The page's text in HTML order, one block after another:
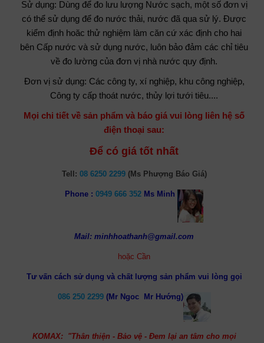
Sử dụng: Dùng để đo lưu lượng Nước sạch, một số đơn vị
có thể sử dụng để đo nước thải, nước đã qua sử lý. Được
kiểm định hoăc thử nghiệm làm căn cứ xác định cho hai
bên Cấp nước và sử dụng nước, luôn bảo đảm các chỉ tiêu
về đo lường của đơn vị nhà nước quy định.
Đơn vị sử dụng: Các công ty, xí nghiệp, khu công nghiệp,
Công ty cấp thoát nước, thủy lợi tưới tiêu....
Mọi chi tiết về sản phẩm và báo giá vui lòng liên hệ số
điện thoại sau:
Để có giá tốt nhất
Tell: 08 6250 2299 (Ms Phượng Báo Giá)
Phone :0949 666 352 Ms Minh
Mail: minhhoathanh@gmail.com
hoặc Cần
Tư vấn cách sử dụng và chất lượng sản phẩm vui lòng gọi
086 250 2299(Mr Ngoc Mr Hướng)
KOMAX: "Thân thiện - Bảo vệ - Đem lại an tâm cho mọi